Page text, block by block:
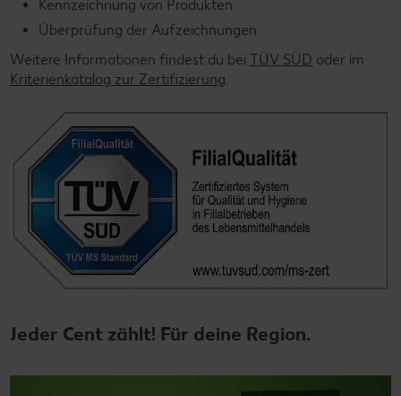
Kennzeichnung von Produkten
Überprüfung der Aufzeichnungen
Weitere Informationen findest du bei TÜV SÜD oder im
Kriterienkatalog zur Zertifizierung
Jeder Cent zählt! Für deine Region.